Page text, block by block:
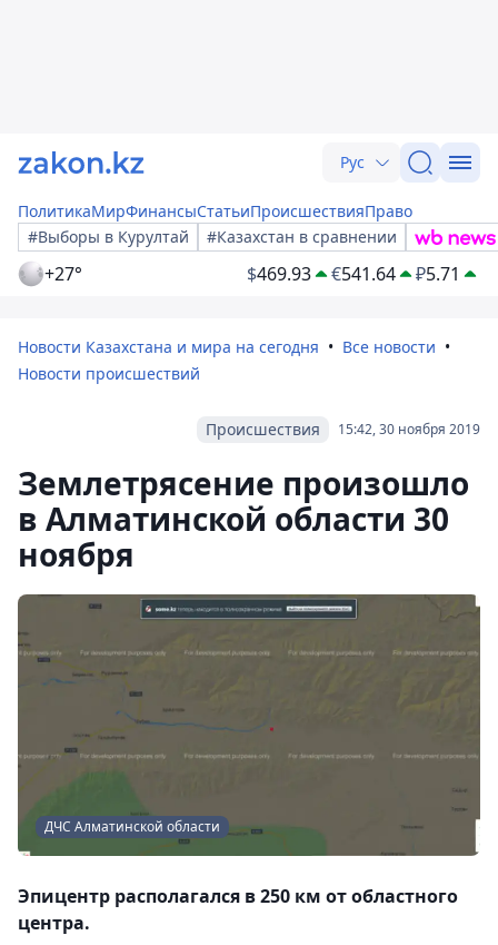
Рус
ПолитикаМирФинансыСтатьиПроисшествияПраво
#Выборы в Курултай
#Казахстан в сравнении
+27° $469.93 €541.64 ₽5.71
Новости Казахстана и мира на сегодня
Все новости
Новости происшествий
15:42, 30 ноября 2019
Происшествия
Землетрясение произошло
в Алматинской области 30
ноября
ДЧС Алматинской области
Эпицентр располагался в 250 км от областного
центра.